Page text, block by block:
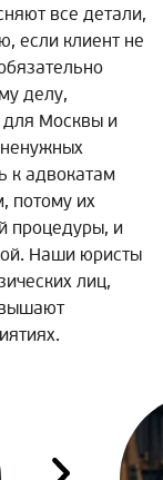
все детали,
если клиент не
делу,
для Москвы и
к адвокатам
потому их
процедуры, и
Наши юристы
лиц,